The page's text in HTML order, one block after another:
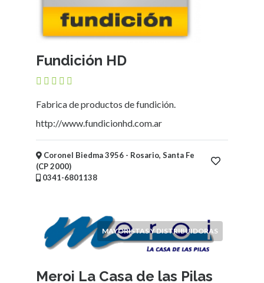
Fundición HD
Fabrica de productos de fundición.
http://www.fundicionhd.com.ar
Coronel Biedma 3956 - Rosario, Santa Fe
(CP 2000)
0341-6801138
MAYORISTAS Y DISTRIBUIDORAS
Meroi La Casa de las Pilas